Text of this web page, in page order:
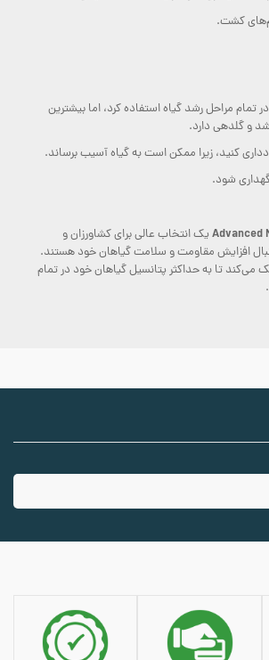
کشت.
تمام مراحل رشد گیاه استفاده کرد، اما بیشترین
و گلدهی دارد.
کنید، زیرا ممکن است به گیاه آسیب برساند.
شود.
Advancedیک انتخاب عالی برای کشاورزان و
افزایش مقاومت و سلامت گیاهان خود هستند.
تا به حداکثر پتانسیل گیاهان خود در تمام